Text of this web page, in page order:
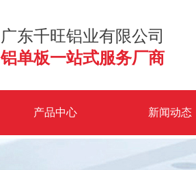
广东千旺铝业有限公司
铝单板一站式服务厂商
产品中心 新闻动态